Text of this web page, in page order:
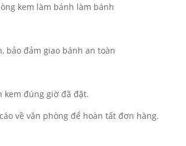
kem làm bánh làm bánh
bảo đảm giao bánh an toàn
kem đúng giờ đã đặt.
về văn phòng để hoàn tất đơn hàng.